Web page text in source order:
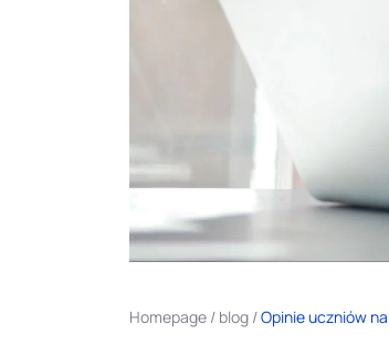
Homepage / blog /Opinie uczniów